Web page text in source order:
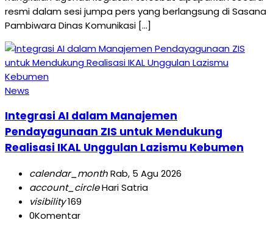
resmi dalam sesi jumpa pers yang berlangsung di Sasana
Pambiwara Dinas Komunikasi […]
News
Integrasi AI dalam Manajemen
Pendayagunaan ZIS untuk Mendukung
Realisasi IKAL Unggulan Lazismu Kebumen
calendar_monthRab, 5 Agu 2026
account_circleHari Satria
visibility169
0Komentar